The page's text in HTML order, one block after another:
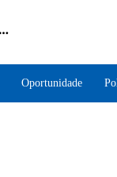
Oportunidade